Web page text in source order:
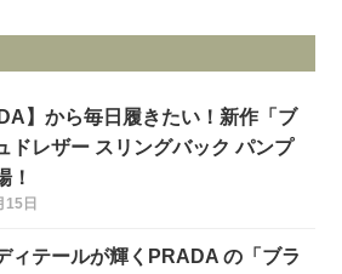
】から毎日履きたい！新作「ブ
ドレザー スリングバック パンプ
！
15日
ィテールが輝くPRADA の「ブラ